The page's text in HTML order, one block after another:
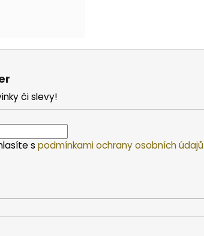
či slevy!
s podmínkami ochrany osobních údajů